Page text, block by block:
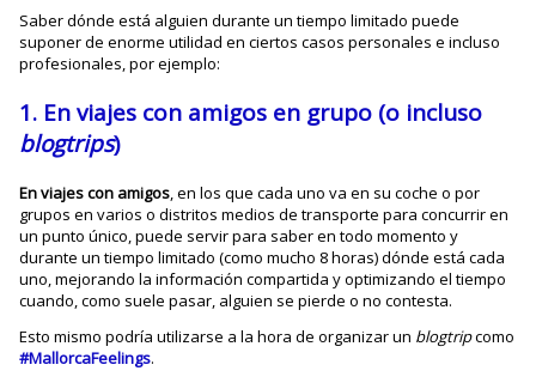
Saber dónde está alguien durante un tiempo limitado puede
suponer de enorme utilidad en ciertos casos personales e incluso
profesionales, por ejemplo:
1. En viajes con amigos en grupo (o incluso
blogtrips)
En viajes con amigos, en los que cada uno va en su coche o por
grupos en varios o distritos medios de transporte para concurrir en
un punto único, puede servir para saber en todo momento y
durante un tiempo limitado (como mucho 8 horas) dónde está cada
uno, mejorando la información compartida y optimizando el tiempo
cuando, como suele pasar, alguien se pierde o no contesta.
Esto mismo podría utilizarse a la hora de organizar un blogtripcomo
#MallorcaFeelings.